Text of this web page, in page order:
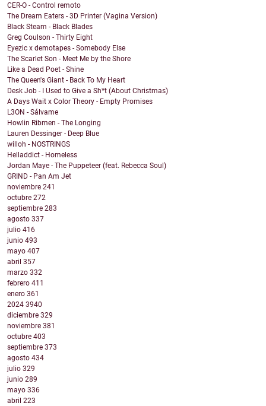
CER-O - Control remoto
The Dream Eaters - 3D Printer (Vagina Version)
Black Steam - Black Blades
Greg Coulson - Thirty Eight
Eyezic x demotapes - Somebody Else
The Scarlet Son - Meet Me by the Shore
Like a Dead Poet - Shine
The Queen's Giant - Back To My Heart
Desk Job - I Used to Give a Sh*t (About Christmas)
A Days Wait x Color Theory - Empty Promises
L3ON - Sálvame
Howlin Ribmen - The Longing
Lauren Dessinger - Deep Blue
willoh - NOSTRINGS
Helladdict - Homeless
Jordan Maye - The Puppeteer (feat. Rebecca Soul)
GRIND - Pan Am Jet
noviembre 241
octubre 272
septiembre 283
agosto 337
julio 416
junio 493
mayo 407
abril 357
marzo 332
febrero 411
enero 361
2024 3940
diciembre 329
noviembre 381
octubre 403
septiembre 373
agosto 434
julio 329
junio 289
mayo 336
abril 223